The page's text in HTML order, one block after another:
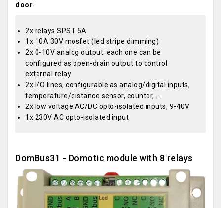
door
2x relays SPST 5A
1x 10A 30V mosfet (led stripe dimming)
2x 0-10V analog output: each one can be
configured as open-drain output to control
external relay
2x I/O lines, configurable as analog/digital inputs,
temperature/distance sensor, counter, ...
2x low voltage AC/DC opto-isolated inputs, 9-40V
1x 230V AC opto-isolated input
DomBus31 - Domotic module with 8 relays